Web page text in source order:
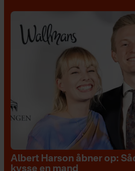
Albert Harson åbner op:
kysse en mand